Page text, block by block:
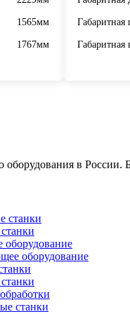
1565мм
1767мм Габаритная
оборудования в
станки
оборудование
оборудование
станки